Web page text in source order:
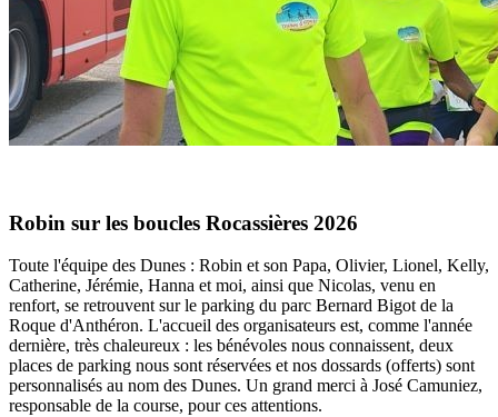
Robin sur les boucles Rocassières 2026
Toute l'équipe des Dunes : Robin et son Papa, Olivier, Lionel, Kelly,
Catherine, Jérémie, Hanna et moi, ainsi que Nicolas, venu en
renfort, se retrouvent sur le parking du parc Bernard Bigot de la
Roque d'Anthéron. L'accueil des organisateurs est, comme l'année
dernière, très chaleureux : les bénévoles nous connaissent, deux
places de parking nous sont réservées et nos dossards (offerts) sont
personnalisés au nom des Dunes. Un grand merci à José Camuniez,
responsable de la course, pour ces attentions.